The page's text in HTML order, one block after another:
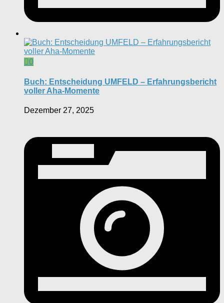
0
Buch: Entscheidung UMFELD – Erfahrungsbericht
voller Aha-Momente
Dezember 27, 2025